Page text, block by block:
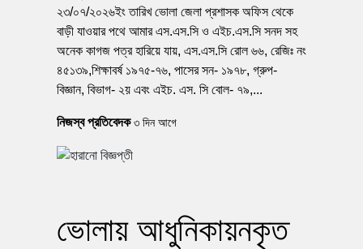
২৩/০৭/২০২৬ইং তারিখ ভোলা জেলা প্রশাসক অফিস থেকে
বাড়ী যাওয়ার পথে আমার এস.এস.সি ও এইচ.এস.সি সনদ সহ
অনেক কাগজ পত্র হারিয়ে যায়, এস.এস.সি রোল ৬৬, রেজিঃ নং
৪৫১৩৯,শিক্ষাবর্ষ ১৯৭৫-৭৬, পাসের সন- ১৯৭৮, গ্রুপ-
বিজ্ঞান, বিভাগ- ২য় এবং এইচ. এস. সি বোল- ৭৯,...
নিজস্ব প্রতিবেদক ৩ দিন আগে
ভোলায় আধুনিকায়নকৃত